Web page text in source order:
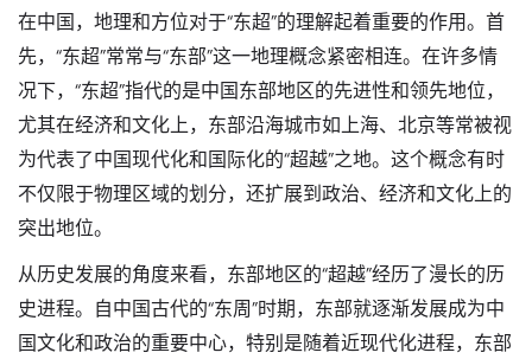
在中国，地理和方位对于“东超”的理解起着重要的作用。首
先，“东超”常常与“东部”这一地理概念紧密相连。在许多情
况下，“东超”指代的是中国东部地区的先进性和领先地位，
尤其在经济和文化上，东部沿海城市如上海、北京等常被视
为代表了中国现代化和国际化的“超越”之地。这个概念有时
不仅限于物理区域的划分，还扩展到政治、经济和文化上的
突出地位。
从历史发展的角度来看，东部地区的“超越”经历了漫长的历
史进程。自中国古代的“东周”时期，东部就逐渐发展成为中
国文化和政治的重要中心，特别是随着近现代化进程，东部